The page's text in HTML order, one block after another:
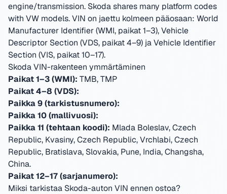
engine/transmission. Skoda shares many platform codes
with VW models.VIN on jaettu kolmeen pääosaan: World
Manufacturer Identifier (WMI, paikat 1–3), Vehicle
Descriptor Section (VDS, paikat 4–9) ja Vehicle Identifier
Section (VIS, paikat 10–17).
Skoda VIN-rakenteen ymmärtäminen
Paikat 1–3 (WMI): TMB, TMP
Paikat 4–8 (VDS):
Paikka 9 (tarkistusnumero):
Paikka 10 (mallivuosi):
Paikka 11 (tehtaan koodi): Mlada Boleslav, Czech
Republic, Kvasiny, Czech Republic, Vrchlabi, Czech
Republic, Bratislava, Slovakia, Pune, India, Changsha,
China.
Paikat 12–17 (sarjanumero):
Miksi tarkistaa Skoda-auton VIN ennen ostoa?